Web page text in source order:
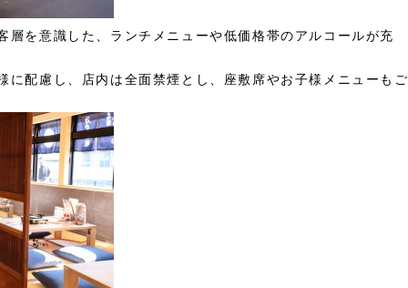
層を意識した、ランチメニューや低価格帯のアルコールが充
に配慮し、店内は全面禁煙とし、座敷席やお子様メニューもご